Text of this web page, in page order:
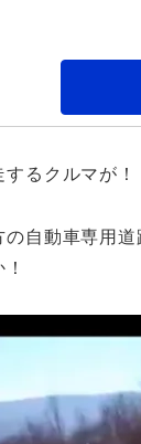
るクルマが！
自動車専用